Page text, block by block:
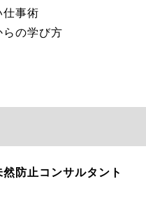
仕事術
らの学び方
防止コンサルタント